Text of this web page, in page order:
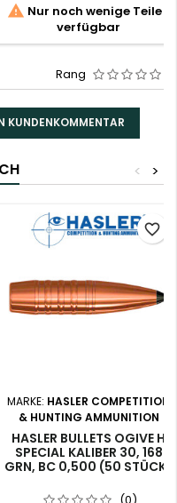
 Nur noch wenige Teile
verfügbar
Rang
KUNDENKOMMENTAR
>
<
MARKE: HASLER COMPETITION
& HUNTING AMMUNITION
HASLER BULLETS OGIVE H
SPECIAL KALIBER 30, 168
GRN, BC 0,500 (50 STÜCK)
favorite_border